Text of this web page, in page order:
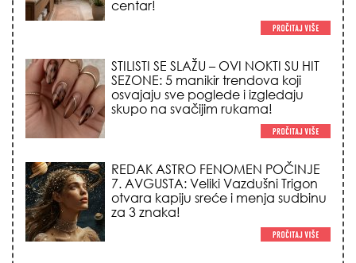
7. AVGUSTA: Veliki Vazdušni Trigon
otvara kapiju sreće i menja sudbinu
za 3 znaka!
16.08.2026.): Stiže moćno
pomračenje Sunca i Veliki Vazdušni
Trigon – evo kome se život menja iz
korena!